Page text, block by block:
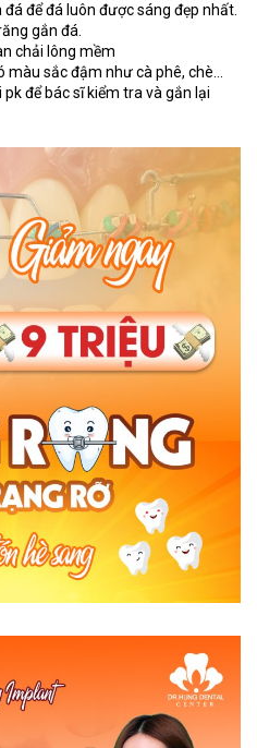
để đá luôn được sáng đẹp nhất.
gắn đá.
chải lông mềm
sắc đậm như cà phê, chè…
để bác sĩ kiểm tra và gắn lại